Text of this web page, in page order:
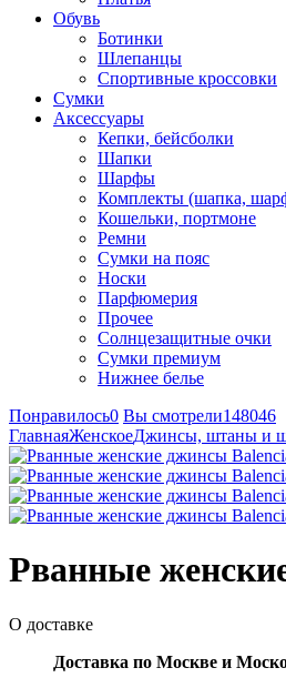
Обувь
Ботинки
Шлепанцы
Спортивные кроссовки
Сумки
Аксессуары
Кепки, бейсболки
Шапки
Шарфы
Комплекты (шапка,
Кошельки, портмоне
Ремни
Сумки на пояс
Носки
Парфюмерия
Прочее
Солнцезащитные очки
Сумки премиум
Нижнее белье
Понравилось0 Вы смотрели148046
ГлавнаяЖенскоеДжинсы, штаны и
Рванные
О доставке
Доставка по Москве и